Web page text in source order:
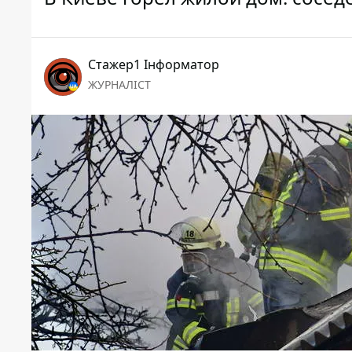
Стажер1 Інформатор
ЖУРНАЛІСТ